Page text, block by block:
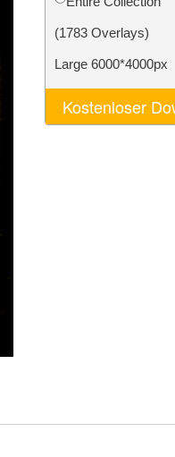
(1783 Overlays)
Large 6000*4000px
Kostenloser